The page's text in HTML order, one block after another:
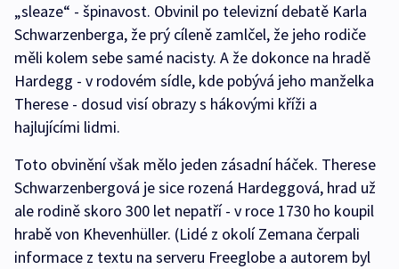
„sleaze“ - špinavost. Obvinil po televizní debatě Karla
Schwarzenberga, že prý cíleně zamlčel, že jeho rodiče
měli kolem sebe samé nacisty. A že dokonce na hradě
Hardegg - v rodovém sídle, kde pobývá jeho manželka
Therese - dosud visí obrazy s hákovými kříži a
hajlujícími lidmi.
Toto obvinění však mělo jeden zásadní háček. Therese
Schwarzenbergová je sice rozená Hardeggová, hrad už
ale rodině skoro 300 let nepatří - v roce 1730 ho koupil
hrabě von Khevenhüller. (Lidé z okolí Zemana čerpali
informace z textu na serveru Freeglobe a autorem byl